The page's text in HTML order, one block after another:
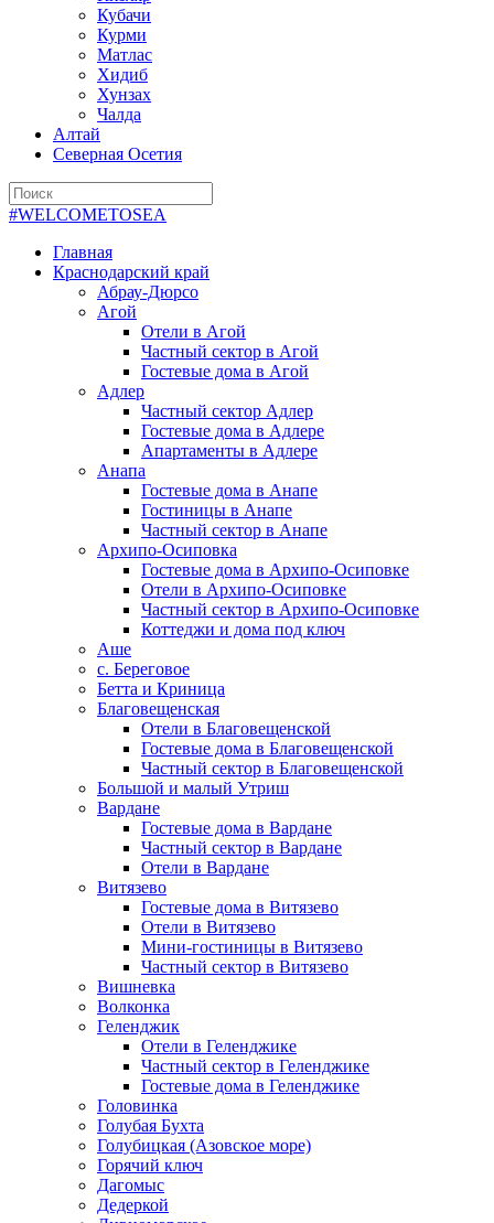
Кубачи
Курми
Матлас
Хидиб
Хунзах
Чалда
Алтай
Северная Осетия
#WELCOMETOSEA
Главная
Краснодарский край
Абрау-Дюрсо
Агой
Отели в Агой
Частный сектор в Агой
Гостевые дома в Агой
Адлер
Частный сектор Адлер
Гостевые дома в Адлере
Апартаменты в Адлере
Анапа
Гостевые дома в Анапе
Гостиницы в Анапе
Частный сектор в Анапе
Архипо-Осиповка
Гостевые дома в Архипо-Осиповке
Отели в Архипо-Осиповке
Частный сектор в Архипо-Осиповке
Коттеджи и дома под ключ
Аше
с. Береговое
Бетта и Криница
Благовещенская
Отели в Благовещенской
Гостевые дома в Благовещенской
Частный сектор в Благовещенской
Большой и малый Утриш
Вардане
Гостевые дома в Вардане
Частный сектор в Вардане
Отели в Вардане
Витязево
Гостевые дома в Витязево
Отели в Витязево
Мини-гостиницы в Витязево
Частный сектор в Витязево
Вишневка
Волконка
Геленджик
Отели в Геленджике
Частный сектор в Геленджике
Гостевые дома в Геленджике
Головинка
Голубая Бухта
Голубицкая (Азовское море)
Горячий ключ
Дагомыс
Дедеркой